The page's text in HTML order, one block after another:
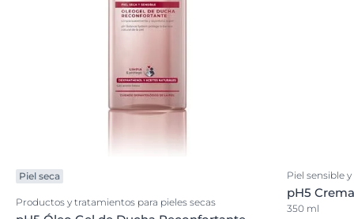
Piel seca
Productos y tratamientos para pieles secas
Piel sensible y
pH5
350 ml